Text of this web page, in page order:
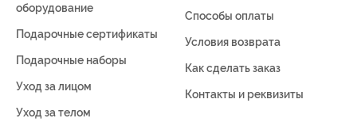
Способы оплаты
Условия возврата
Как сделать заказ
Контакты и реквизиты
оборудование
Подарочные сертификаты
Подарочные наборы
Уход за лицом
Уход за телом